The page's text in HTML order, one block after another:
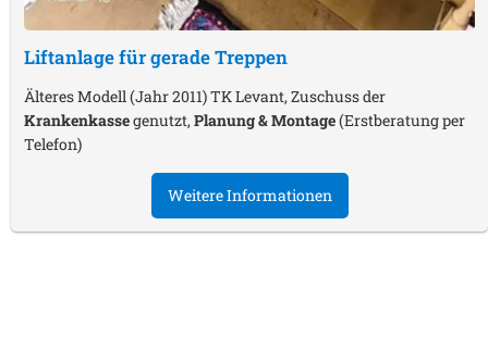
Liftanlage für gerade Treppen
Älteres Modell (Jahr 2011) TK Levant, Zuschuss der
Krankenkassegenutzt,Planung & Montage(Erstberatung per
Telefon)
Weitere Informationen